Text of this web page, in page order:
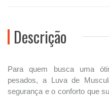
Descrição
Para quem busca uma
pesados, a Luva de
segurança e o conforto que